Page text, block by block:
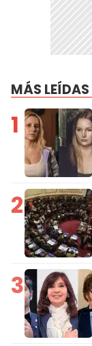
MÁS LEÍDAS
1
2
3